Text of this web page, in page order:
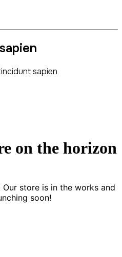
sapien
on the horizon
store is in the works and
soon!